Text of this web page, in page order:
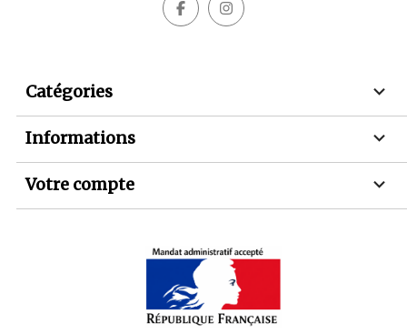
 
Catégories 
Informations 
Votre compte 